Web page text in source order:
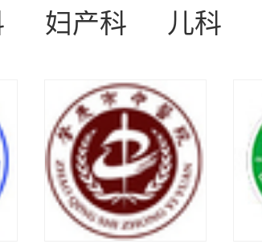
妇产科 儿科